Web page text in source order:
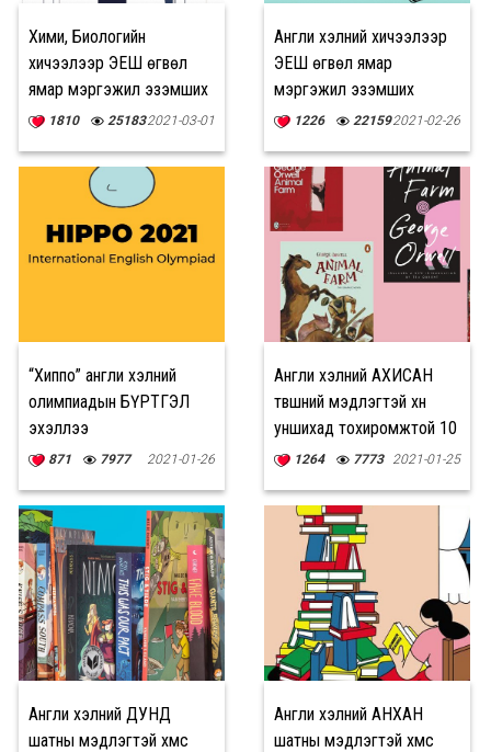
Хими, Биологийн
хичээлээр ЭЕШ өгвөл
ямар мэргэжил эзэмших
боломжтой вэ?
1810 251832021-03-01
Англи хэлний хичээлээр
ЭЕШ өгвөл ямар
мэргэжил эзэмших
боломжтой вэ?
1226 221592021-02-26
“Хиппо” англи хэлний
олимпиадын БҮРТГЭЛ
эхэллээ
871 7977 2021-01-26
Англи хэлний АХИСАН
түвшний мэдлэгтэй хүн
уншихад тохиромжтой 10
ном1264 7773 2021-01-25
Англи хэлний ДУНД
шатны мэдлэгтэй хүмүүс
Англи хэлний АНХАН
шатны мэдлэгтэй хүмүүс